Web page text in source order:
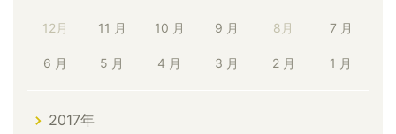
12月 11 月 10 月 9 月 8月 7 月
6 月 5 月 4 月 3 月 2 月 1 月
2017年